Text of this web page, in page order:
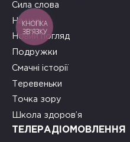
Сила слова
На часі
Новий погляд
Подружки
Смачні історії
Теревеньки
Точка зору
Школа здоров’я
ТЕЛЕРАДІОМОВЛЕННЯ
КНОПКА
ЗВ'ЯЗКУ